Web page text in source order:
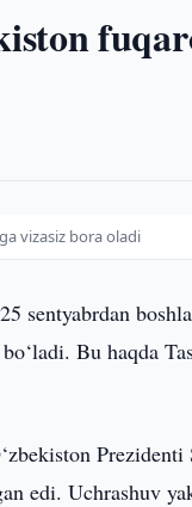
vizasiz bora oladi
25 sentyabrdan
Bu haqda
edi. Uchrashuv